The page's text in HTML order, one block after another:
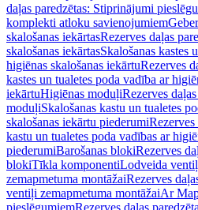
daļas paredzētas: Stiprinājumi
komplekti atloku savienojumiem
skalošanas iekārtasRezerves daļas
skalošanas iekārtasSkalošanas kastes
higiēnas skalošanas iekārtuRezerves
kastes un tualetes poda vadība ar
iekārtuHigiēnas moduļiRezerves
moduļiSkalošanas kastu un tualetes
skalošanas iekārtu piederumiRezerves
kastu un tualetes poda vadības ar
piederumiBarošanas blokiRezerves
blokiTīkla komponentiLodveida
zemapmetuma montāžaiRezerves
ventiļi zemapmetuma montāžaiAr
pieslēgumiemRezerves daļas